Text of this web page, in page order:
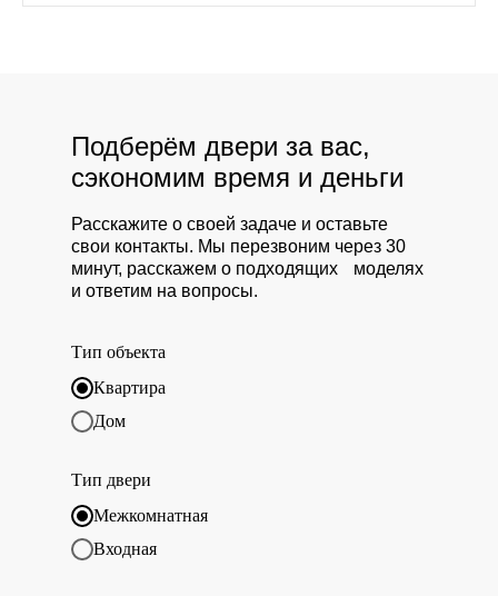
Тип объекта
Квартира
Дом
Тип двери
Межкомнатная
Входная
Расскажите о своей задаче и оставьте
свои контакты. Мы перезвоним через 30
минут, расскажем о подходящих моделях
и ответим на вопросы.
Подберём двери за вас,
сэкономим время и деньги